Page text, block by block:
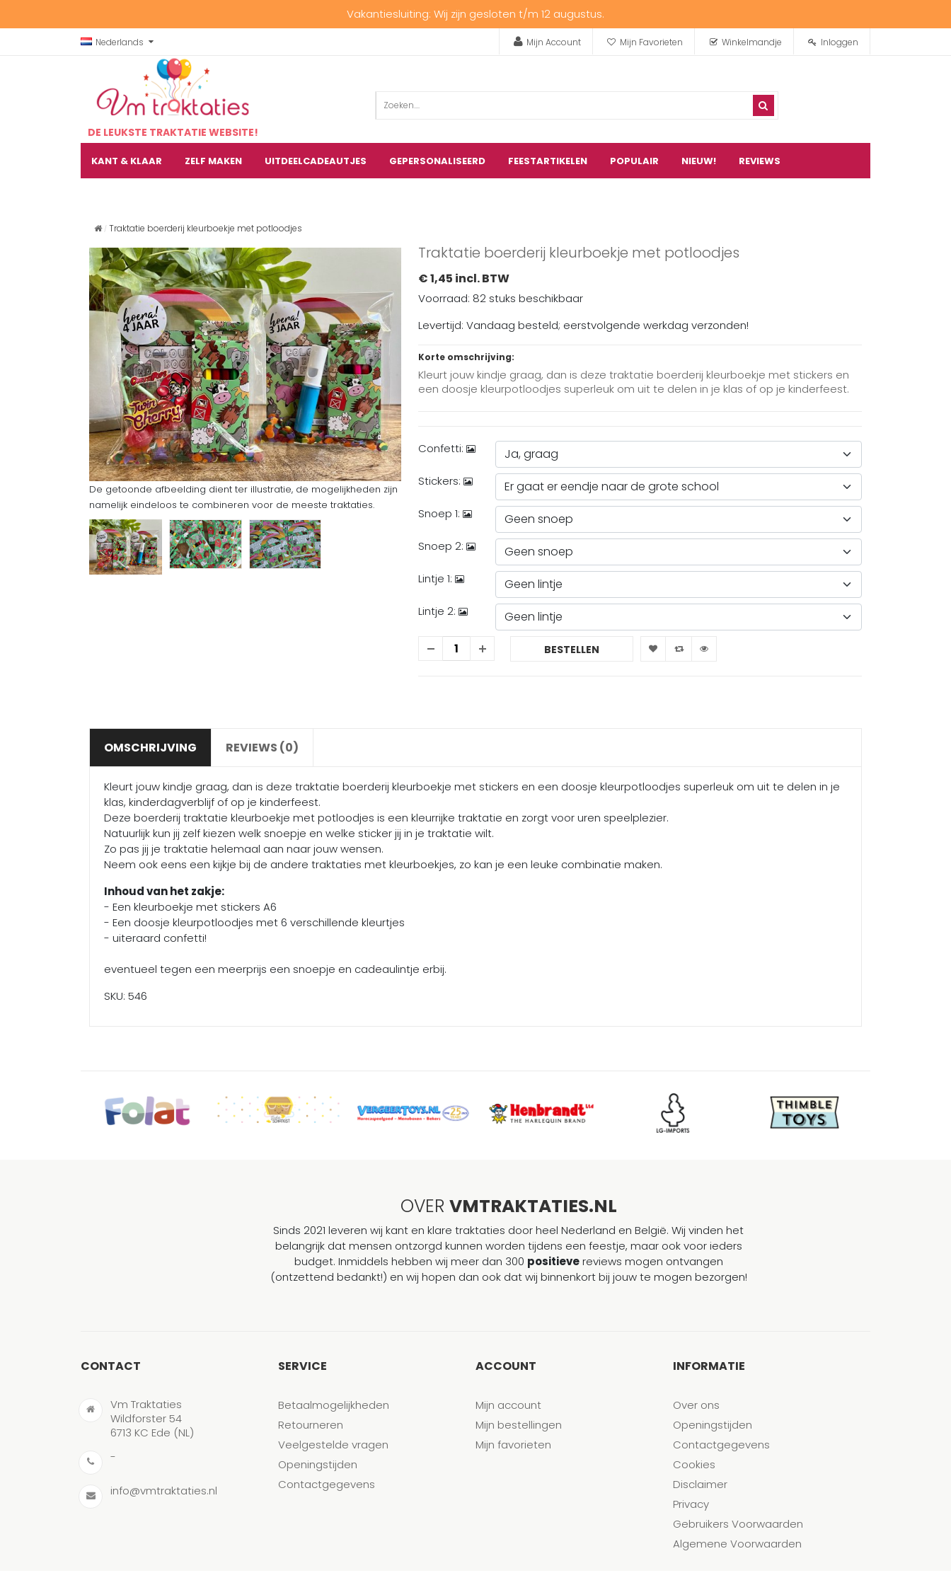
Vakantiesluiting: Wij zijn gesloten t/m 12 augustus.
Nederlands Mijn Account Mijn Favorieten Winkelmandje Inloggen
DE LEUKSTE TRAKTATIE WEBSITE!
KANT & KLAAR ZELF MAKEN UITDEELCADEAUTJES GEPERSONALISEERD FEESTARTIKELEN POPULAIR NIEUW! REVIEWS
Traktatie boerderij kleurboekje met potloodjes
De getoonde afbeelding dient ter illustratie, de mogelijkheden zijn
namelijk eindeloos te combineren voor de meeste traktaties.
Traktatie boerderij kleurboekje met potloodjes
€ 1,45 incl. BTW
Voorraad: 82 stuks beschikbaar
Levertijd: Vandaag besteld; eerstvolgende werkdag verzonden!
Korte omschrijving:
Kleurt jouw kindje graag, dan is deze traktatie boerderij kleurboekje met stickers en
een doosje kleurpotloodjes superleuk om uit te delen in je klas of op je kinderfeest.
Confetti:
Stickers:
Snoep 1:
Snoep 2:
Lintje 1:
Lintje 2:
BESTELLEN
OMSCHRIJVING REVIEWS (0)
Kleurt jouw kindje graag, dan is deze traktatie boerderij kleurboekje met stickers en een doosje kleurpotloodjes superleuk om uit te delen in je
klas, kinderdagverblijf of op je kinderfeest.
Deze boerderij traktatie kleurboekje met potloodjes is een kleurrijke traktatie en zorgt voor uren speelplezier.
Natuurlijk kun jij zelf kiezen welk snoepje en welke sticker jij in je traktatie wilt.
Zo pas jij je traktatie helemaal aan naar jouw wensen.
Neem ook eens een kijkje bij de andere traktaties met kleurboekjes, zo kan je een leuke combinatie maken.
Inhoud van het zakje:
- Een kleurboekje met stickers A6
- Een doosje kleurpotloodjes met 6 verschillende kleurtjes
- uiteraard confetti!
eventueel tegen een meerprijs een snoepje en cadeaulintje erbij.
SKU: 546
OVER VMTRAKTATIES.NL
Sinds 2021 leveren wij kant en klare traktaties door heel Nederland en België. Wij vinden het
belangrijk dat mensen ontzorgd kunnen worden tijdens een feestje, maar ook voor ieders
budget. Inmiddels hebben wij meer dan 300 positievereviews mogen ontvangen
(ontzettend bedankt!) en wij hopen dan ook dat wij binnenkort bij jouw te mogen bezorgen!
CONTACT
Vm Traktaties
Wildforster 54
6713 KC Ede (NL)
-
info@vmtraktaties.nl
SERVICE
Betaalmogelijkheden
Retourneren
Veelgestelde vragen
Openingstijden
Contactgegevens
ACCOUNT
Mijn account
Mijn bestellingen
Mijn favorieten
INFORMATIE
Over ons
Openingstijden
Contactgegevens
Cookies
Disclaimer
Privacy
Gebruikers Voorwaarden
Algemene Voorwaarden